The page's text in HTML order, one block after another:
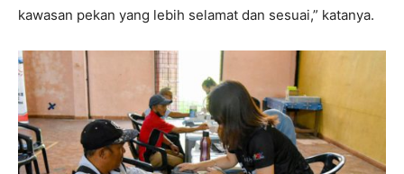
kawasan pekan yang lebih selamat dan sesuai,” katanya.